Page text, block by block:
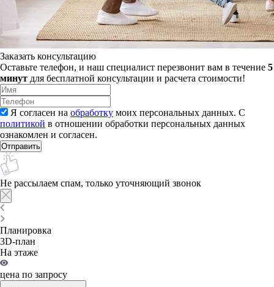
Заказать консультацию
Оставьте телефон, и наш специалист перезвонит вам в течение 5
минут для бесплатной консультации и расчета стоимости!
Я согласен на обработку моих персональных данных. С
политикой в отношении обработки персональных данных
ознакомлен и согласен.
Не рассылаем спам, только уточняющий звонок
Планировка
3D-план
На этаже
цена по запросу